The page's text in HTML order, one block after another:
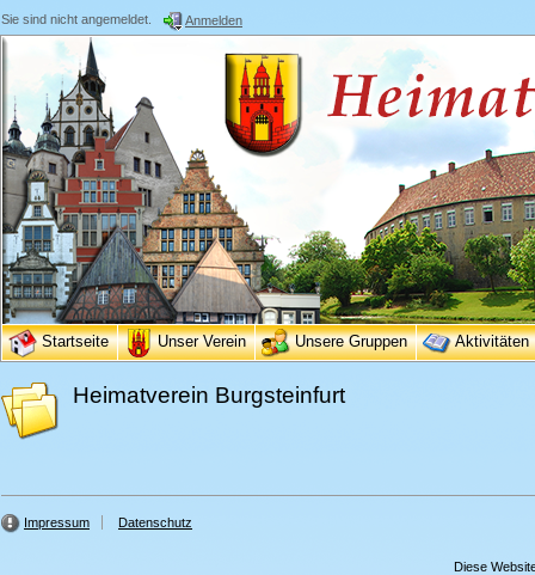
Sie sind nicht angemeldet. Anmelden
Startseite Unser Verein Unsere Gruppen Aktivitäten
Heimatverein Burgsteinfurt
Impressum Datenschutz
Diese